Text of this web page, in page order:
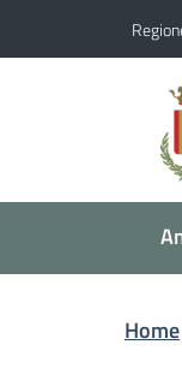
Home